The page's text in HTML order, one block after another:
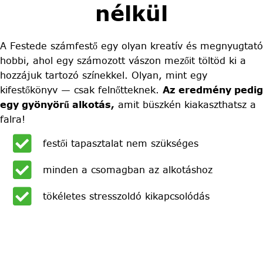
nélkül
A Festede számfestő egy olyan kreatív és megnyugtató
hobbi, ahol egy számozott vászon mezőit töltöd ki a
hozzájuk tartozó színekkel. Olyan, mint egy
kifestőkönyv — csak felnőtteknek. Az eredmény pedig
egy gyönyörű alkotás, amit büszkén kiakaszthatsz a
falra!
festői tapasztalat nem szükséges
minden a csomagban az alkotáshoz
tökéletes stresszoldó kikapcsolódás